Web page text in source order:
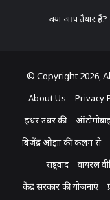
क्या आप तैयार
© Copyright 2026,
About Us
Privacy
इधर उधर की
बिजेंद्र ओझा की कलम से
राष्ट्रवाद
वायरल
केंद्र सरकार की योजनाएं